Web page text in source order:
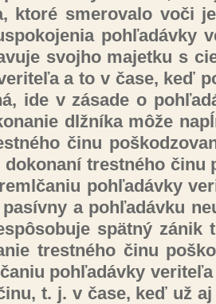
kto­ré sme­ro­va­lo vo­či
poh­ľa­dáv­ky
svoj­ho ma­jet­ku s
a to v ča­se, keď
ide v zá­sa­de o
dl­žní­ka mô­že
či­nu
do­ko­na­ní tres­tné­ho
poh­ľa­dáv­ky
a poh­ľa­dáv­ku
spät­ný zá­nik
tres­tné­ho či­nu
poh­ľa­dáv­ky
t. j. v ča­se, keď už